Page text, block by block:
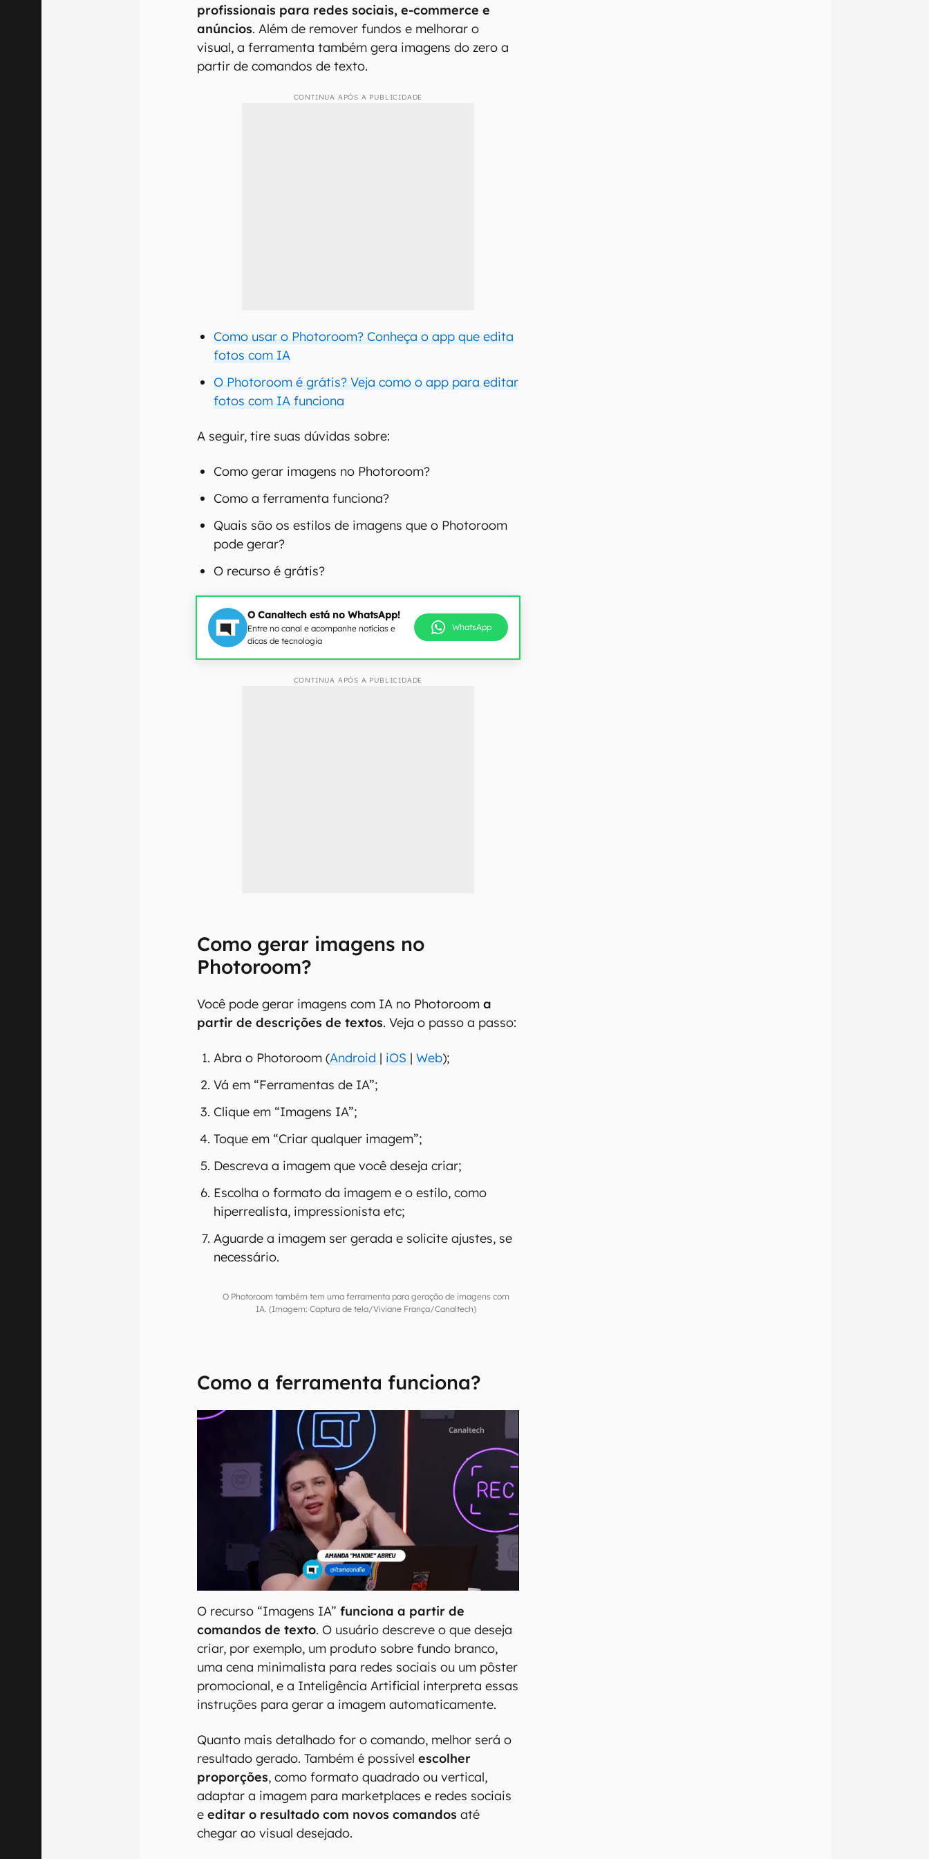
profissionais para redes sociais, e-commerce e
anúncios. Além de remover fundos e melhorar o
visual, a ferramenta também gera imagens do zero a
partir de comandos de texto.
CONTINUA APÓS A PUBLICIDADE
Como usar o Photoroom? Conheça o app que edita
fotos com IA
O Photoroom é grátis? Veja como o app para editar
fotos com IA funciona
A seguir, tire suas dúvidas sobre:
Como gerar imagens no Photoroom?
Como a ferramenta funciona?
Quais são os estilos de imagens que o Photoroom
pode gerar?
O recurso é grátis?
O Canaltech está no WhatsApp!
Entre no canal e acompanhe notícias e
dicas de tecnologia
WhatsApp
CONTINUA APÓS A PUBLICIDADE
Como gerar imagens no
Photoroom?
Você pode gerar imagens com IA no Photorooma
partir de descrições de textos. Veja o passo a passo:
Abra o Photoroom (Android | iOS |Web);
Vá em “Ferramentas de IA”;
Clique em “Imagens IA”;
Toque em “Criar qualquer imagem”;
Descreva a imagem que você deseja criar;
Escolha o formato da imagem e o estilo, como
hiperrealista, impressionista etc;
Aguarde a imagem ser gerada e solicite ajustes, se
necessário.
O Photoroom também tem uma ferramenta para geração de imagens com
IA. (Imagem: Captura de tela/Viviane França/Canaltech)
Como a ferramenta funciona?
O recurso “Imagens IA”funciona a partir de
comandos de texto. O usuário descreve o que deseja
criar, por exemplo, um produto sobre fundo branco,
uma cena minimalista para redes sociais ou um pôster
promocional, e a Inteligência Artificial interpreta essas
instruções para gerar a imagem automaticamente.
Quanto mais detalhado for o comando, melhor será o
resultado gerado. Também é possívelescolher
proporções, como formato quadrado ou vertical,
adaptar a imagem para marketplaces e redes sociais
eeditar o resultado com novos comandos até
chegar ao visual desejado.